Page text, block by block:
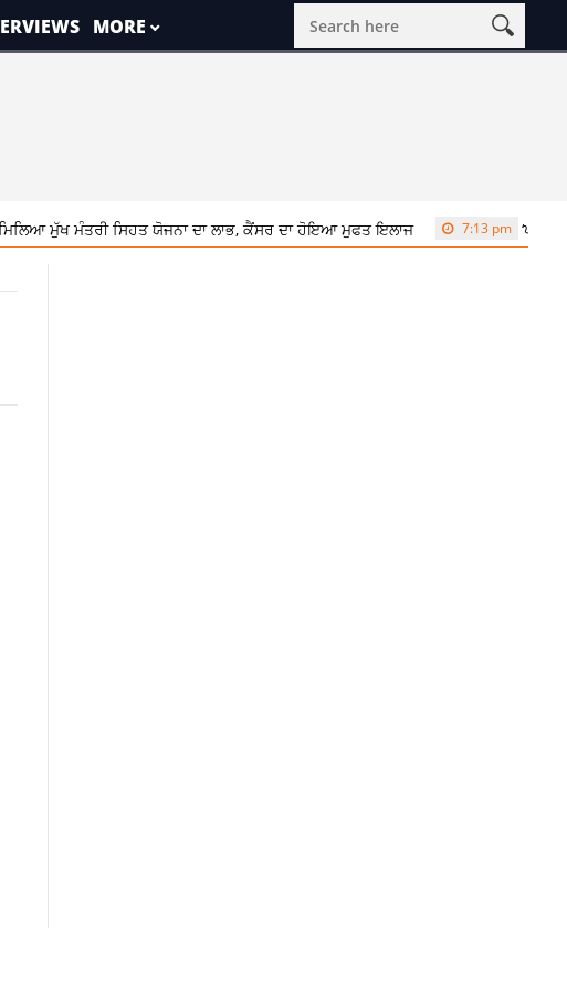
MORE
ਮੁੱਖ ਮੰਤਰੀ ਸਿਹਤ ਯੋਜਨਾ ਦਾ ਲਾਭ, ਕੈਂਸਰ ਦਾ ਹੋਇਆ ਮੁਫਤ ਇਲਾਜ 7:13 pm ‘ਪੰਜਾਬ